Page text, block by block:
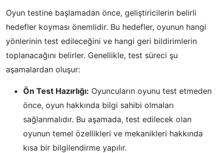
Oyun testine başlamadan önce, geliştiricilerin belirli
hedefler koyması önemlidir. Bu hedefler, oyunun hangi
yönlerinin test edileceğini ve hangi geri bildirimlerin
toplanacağını belirler. Genellikle, test süreci şu
aşamalardan oluşur:
Ön Test Hazırlığı: Oyuncuların oyunu test etmeden
önce, oyun hakkında bilgi sahibi olmaları
sağlanmalıdır. Bu aşamada, test edilecek olan
oyunun temel özellikleri ve mekanikleri hakkında
kısa bir bilgilendirme yapılır.